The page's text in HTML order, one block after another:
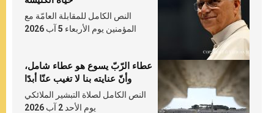
النص الكامل للمقابلة العامّة مع
المؤمنين يوم الأربعاء 5 آب 2026
عطاء الرّبّ يسوع هو عطاء شامل،
وأنّ عنايته بنا لا تغيب عنّا أبدًا
النص الكامل لصلاة التبشير الملائكي
يوم الأحد 2 آب 2026